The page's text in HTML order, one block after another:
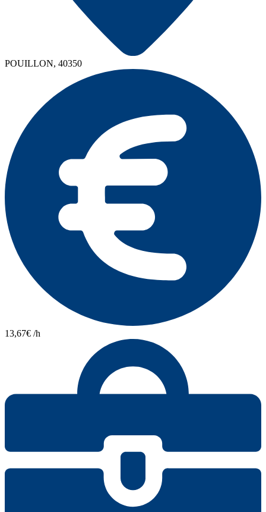
POUILLON, 40350
13,67€ /h